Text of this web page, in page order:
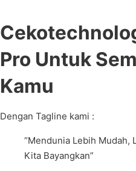
Pro Untuk
Kamu
Dengan Tagline kami :
“Mendunia Lebih Mudah,
Kita Bayangkan”